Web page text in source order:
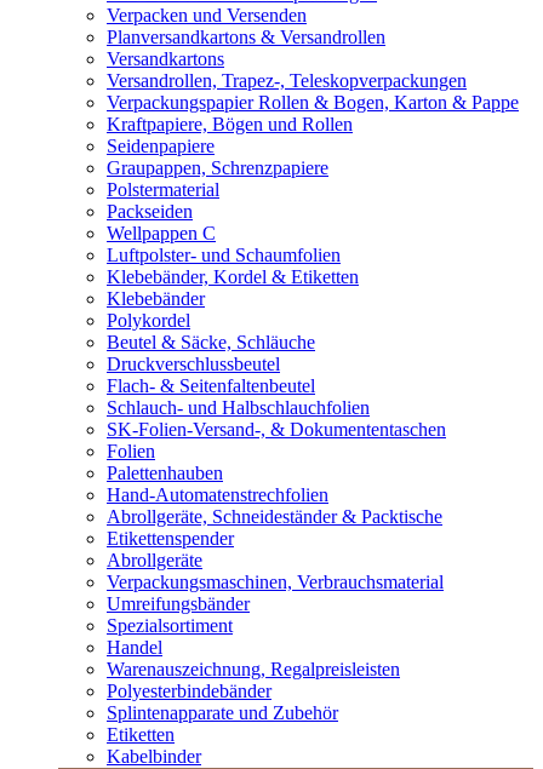
Verpacken und Versenden
Planversandkartons & Versandrollen
Versandkartons
Versandrollen, Trapez-, Teleskopverpackungen
Verpackungspapier Rollen & Bogen, Karton & Pappe
Kraftpapiere, Bögen und Rollen
Seidenpapiere
Graupappen, Schrenzpapiere
Polstermaterial
Packseiden
Wellpappen C
Luftpolster- und Schaumfolien
Klebebänder, Kordel & Etiketten
Klebebänder
Polykordel
Beutel & Säcke, Schläuche
Druckverschlussbeutel
Flach- & Seitenfaltenbeutel
Schlauch- und Halbschlauchfolien
SK-Folien-Versand-, & Dokumententaschen
Folien
Palettenhauben
Hand-Automatenstrechfolien
Abrollgeräte, Schneideständer & Packtische
Etikettenspender
Abrollgeräte
Verpackungsmaschinen, Verbrauchsmaterial
Umreifungsbänder
Spezialsortiment
Handel
Warenauszeichnung, Regalpreisleisten
Polyesterbindebänder
Splintenapparate und Zubehör
Etiketten
Kabelbinder